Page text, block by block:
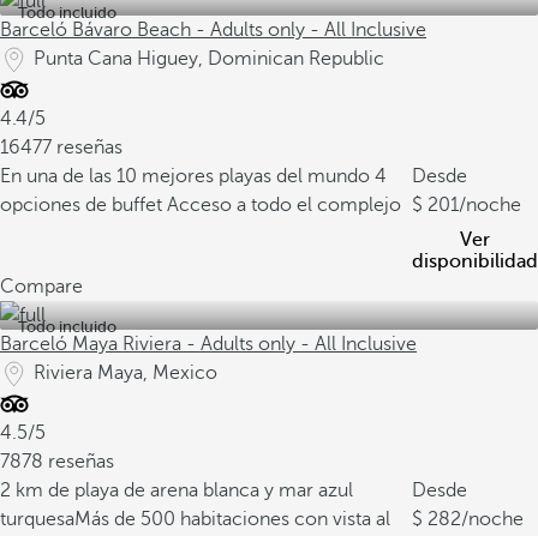
Todo incluido
Barceló Bávaro Beach - Adults only - All Inclusive
Punta Cana Higuey, Dominican Republic
4.4/5
16477 reseñas
En una de las 10 mejores playas del mundo 4
opciones de buffet Acceso a todo el complejo
Desde
201/noche
Ver
disponibilidad
Compare
Todo incluido
Barceló Maya Riviera - Adults only - All Inclusive
Riviera Maya, Mexico
4.5/5
7878 reseñas
2 km de playa de arena blanca y mar azul
turquesaMás de 500 habitaciones con vista al
Desde
282/noche